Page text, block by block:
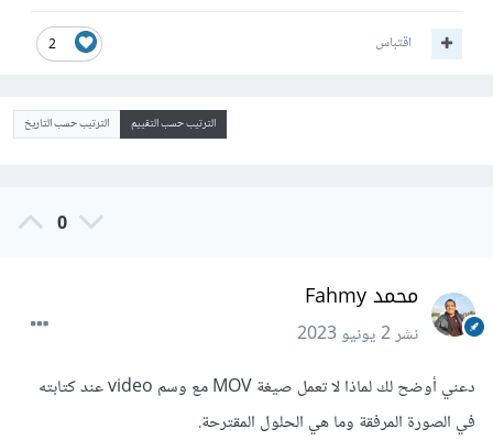
2 اقتباس
الترتيب حسب التقييم الترتيب حسب التاريخ
0
محمد Fahmy
نشر2 يونيو 2023
دعني أوضح لك لماذا لا تعمل صيغة MOV مع وسم video عند كتابته
في الصورة المرفقة وما هي الحلول المقترحة.